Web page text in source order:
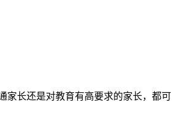
家长还是对教育有高要求的家长，都可